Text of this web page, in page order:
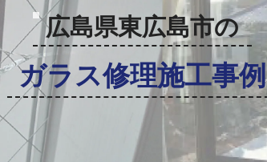
広島県東広島市の
ガラス修理施工事例